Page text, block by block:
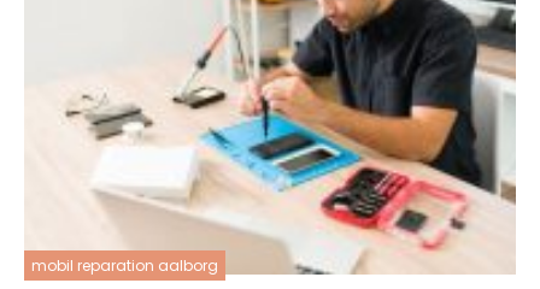
mobil reparation aalborg